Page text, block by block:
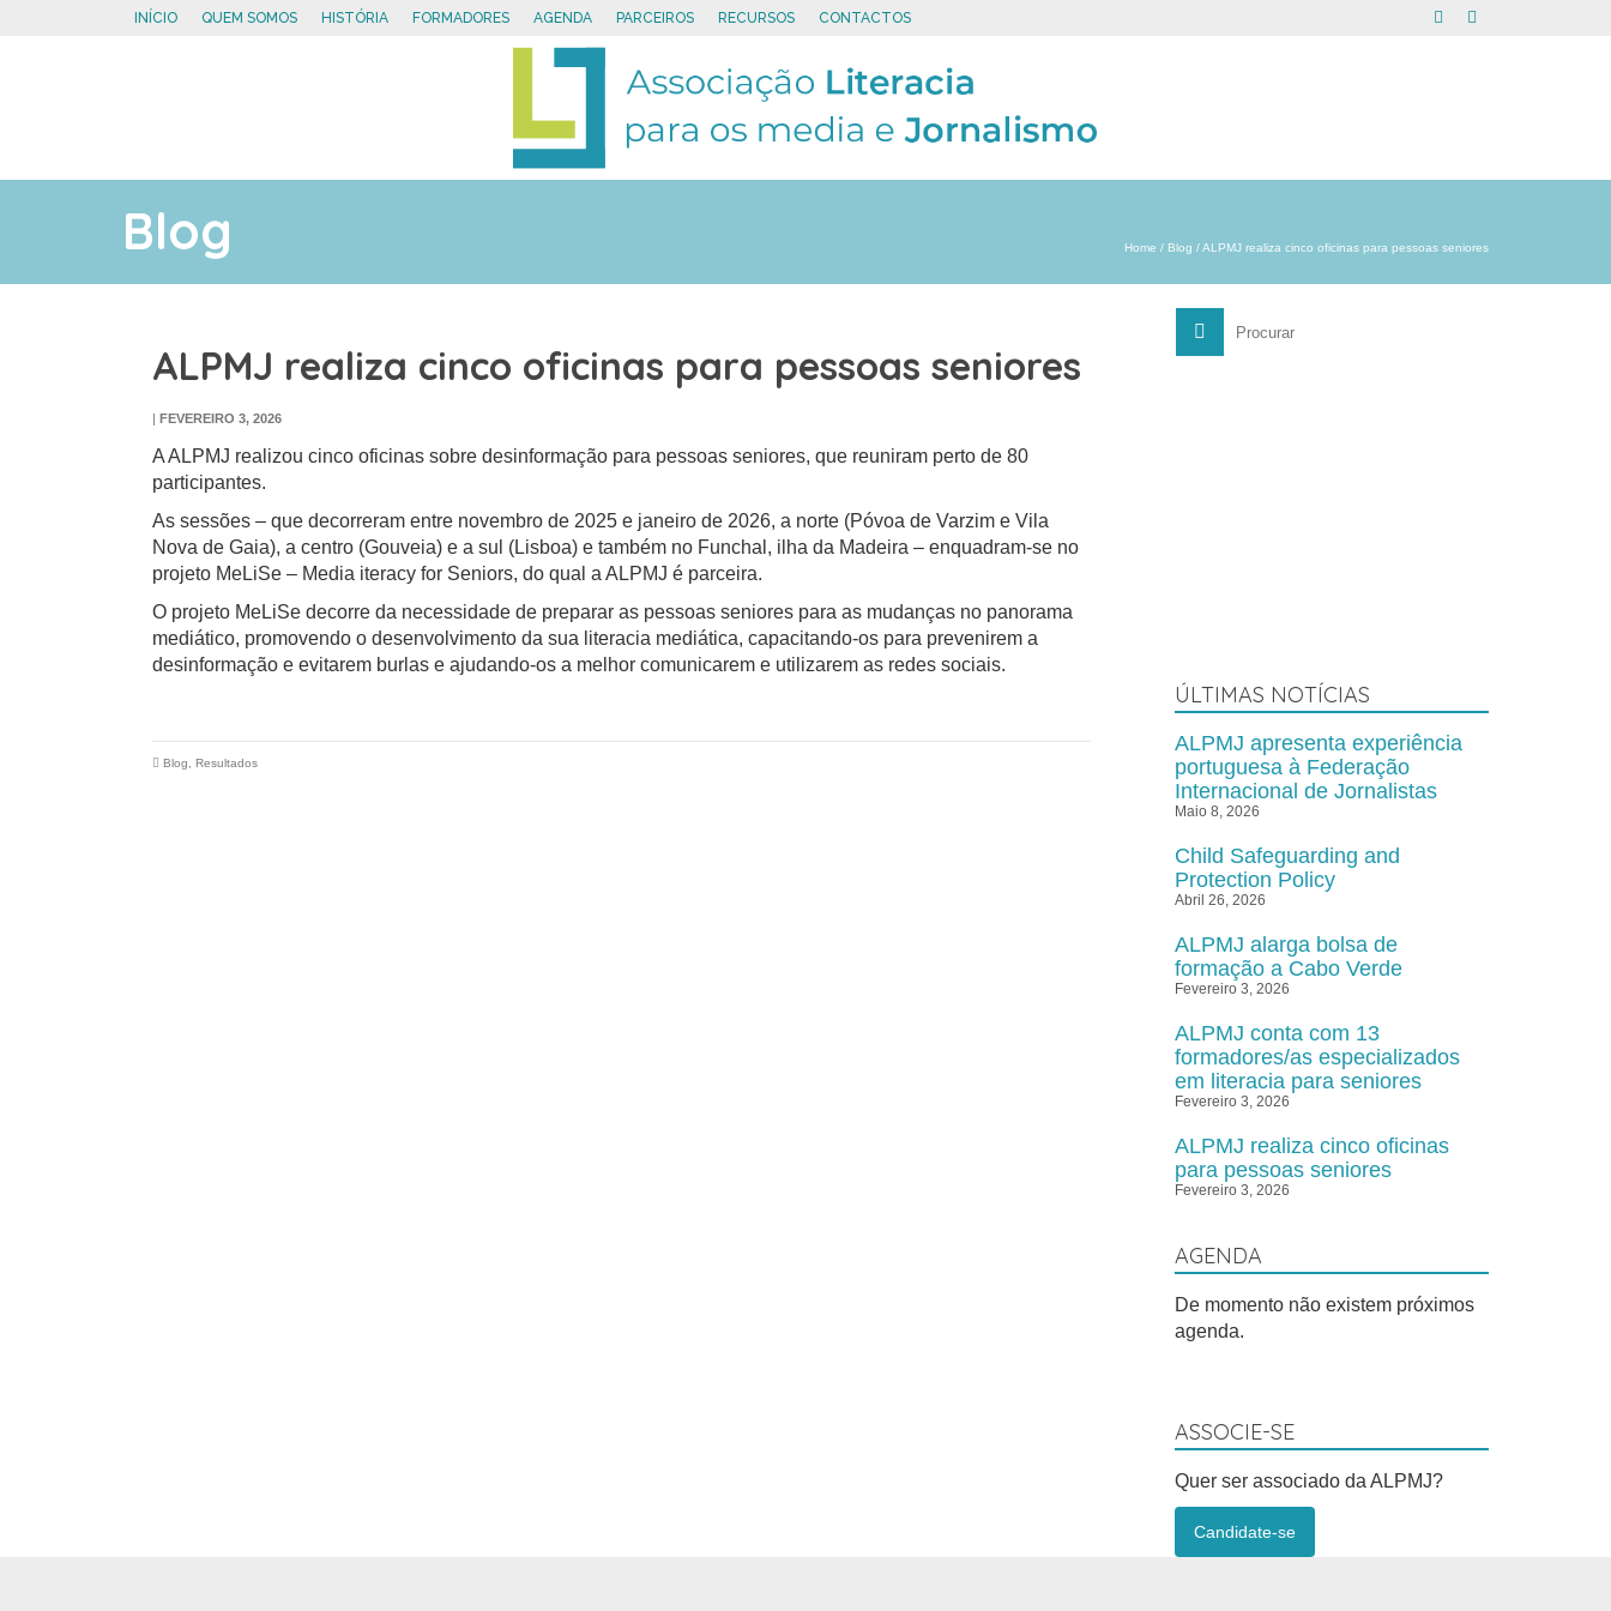
INÍCIO QUEM SOMOS HISTÓRIA FORMADORES AGENDA PARCEIROS RECURSOS CONTACTOS
Blog Home / Blog /ALPMJ realiza cinco oficinas para pessoas seniores
ALPMJ realiza cinco oficinas para pessoas seniores
| FEVEREIRO 3, 2026
A ALPMJ realizou cinco oficinas sobre desinformação para pessoas seniores, que reuniram perto de 80
participantes.
As sessões – que decorreram entre novembro de 2025 e janeiro de 2026, a norte (Póvoa de Varzim e Vila
Nova de Gaia), a centro (Gouveia) e a sul (Lisboa) e também no Funchal, ilha da Madeira – enquadram-se no
projeto MeLiSe – Media iteracy for Seniors, do qual a ALPMJ é parceira.
O projeto MeLiSe decorre da necessidade de preparar as pessoas seniores para as mudanças no panorama
mediático, promovendo o desenvolvimento da sua literacia mediática, capacitando-os para prevenirem a
desinformação e evitarem burlas e ajudando-os a melhor comunicarem e utilizarem as redes sociais.
Blog Resultados
Search
ÚLTIMAS NOTÍCIAS
ALPMJ apresenta experiência
portuguesa à Federação
Internacional de Jornalistas
Maio 8, 2026
Child Safeguarding and
Protection Policy
Abril 26, 2026
ALPMJ alarga bolsa de
formação a Cabo Verde
Fevereiro 3, 2026
ALPMJ conta com 13
formadores/as especializados
em literacia para seniores
Fevereiro 3, 2026
ALPMJ realiza cinco oficinas
para pessoas seniores
Fevereiro 3, 2026
AGENDA
De momento não existem próximos
agenda.
ASSOCIE-SE
Quer ser associado da ALPMJ?
Candidate-se